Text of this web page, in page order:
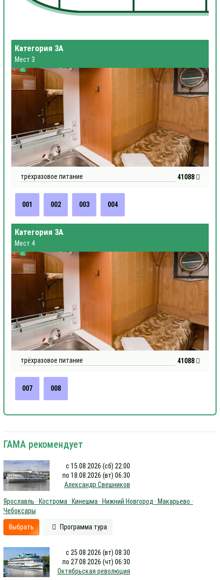
Категория 3А
Мест 3
трёхразовое питание 41088
001 002 003 004
Категория 3А
Мест 4
трёхразовое питание 41088
007 008
ГАМА рекомендует
с 15.08.2026 (сб) 22:00
по 18.08.2026 (вт) 06:30
Александр Свешников
Ярославль · Кострома · Кинешма · Нижний Новгород · Макарьево ·
Чебоксары
Выбрать Программа тура
с 25.08.2026 (вт) 08:30
по 27.08.2026 (чт) 06:30
Октябрьская революция